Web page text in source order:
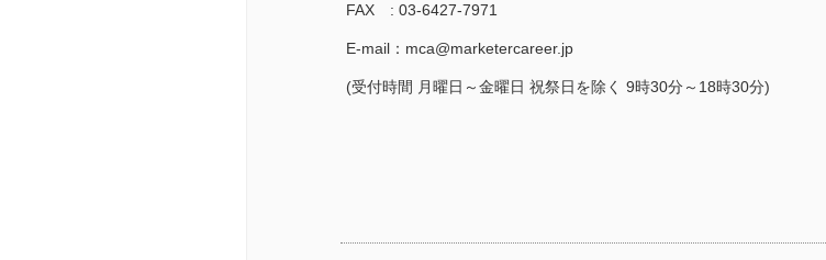
FAX : 03-6427-7971
E-mail：mca@marketercareer.jp
(受付時間 月曜日～金曜日 祝祭日を除く 9時30分～18時30分)